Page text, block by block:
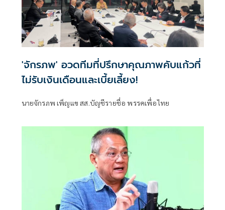
'จักรภพ' อวดทีมที่ปรึกษาคุณภาพคับแก้วที่
ไม่รับเงินเดือนและเบี้ยเลี้ยง!
นายจักรภพ เพ็ญแข สส.บัญชีรายชื่อ พรรคเพื่อไทย